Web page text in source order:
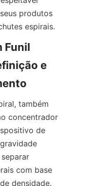
produtos
espirais.
Funil
e
também
concentrador
de
com base
densidade.